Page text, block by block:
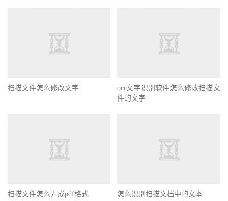
扫描文件怎么修改文字
ocr文字识别软件怎么修改扫描文
件的文字
扫描文件怎么弄成pdf格式 怎么识别扫描文档中的文本